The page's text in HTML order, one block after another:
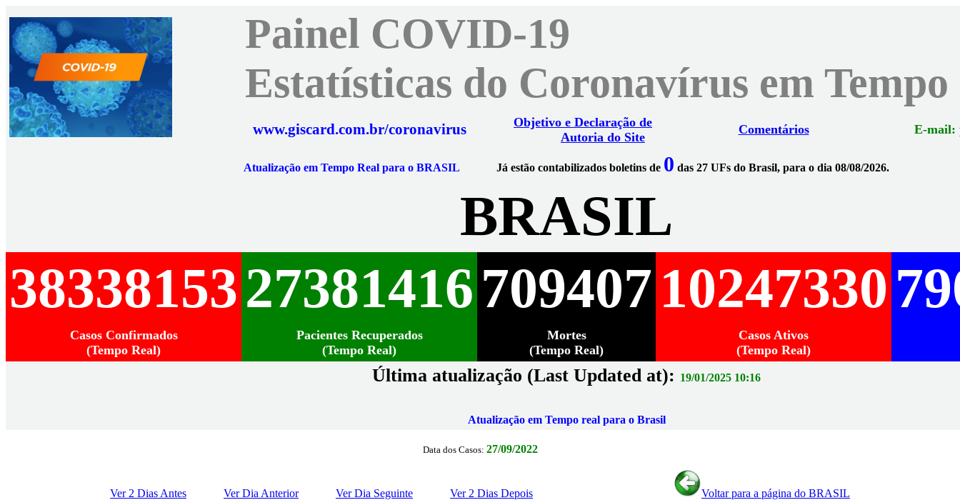
Painel COVID-19
Estatísticas do Coronavírus em Tempo
www.giscard.com.br/coronavirus
Objetivo e Declaração de
Autoria do Site
Comentários E-mail:
Atualização em Tempo Real para o BRASIL Já estão contabilizados boletins de 0 das 27 UFs do Brasil, para o dia 08/08/2026.
BRASIL
3833815327381416709407 10247330
Casos Confirmados
(Tempo Real)
Pacientes Recuperados
(Tempo Real)
Mortes
(Tempo Real)
Casos Ativos
(Tempo Real)
Última atualização (Last Updated at): 19/01/2025 10:16
Atualização em Tempo real para o Brasil
Data dos Casos: 27/09/2022
Ver 2 Dias Antes Ver Dia Anterior Ver Dia Seguinte Ver 2 Dias Depois Voltar para a página do BRASIL